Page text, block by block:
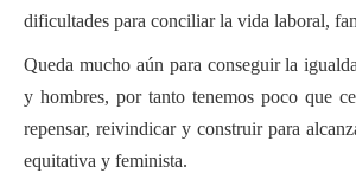
dificultades para conciliar la vida laboral,
Queda mucho aún para conseguir la
y hombres, por tanto tenemos poco que
repensar, reivindicar y construir para
equitativa y feminista.